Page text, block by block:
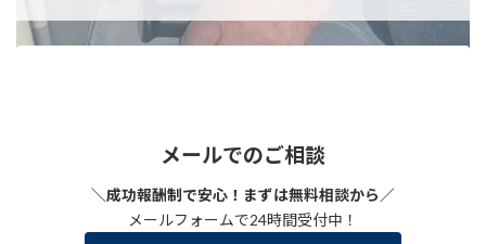
メールでのご相談
＼成功報酬制で安心！まずは無料相談から／
メールフォームで24時間受付中！